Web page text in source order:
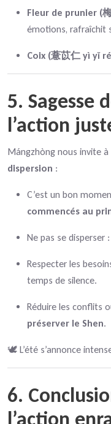
Fleur de prunier (
émotions, rafraîchit
Coix (薏苡仁 yì yǐ
5. Sagesse
l’action
Mángzhòng nous invite à
dispersion :
C’est un bon
commencés au
Ne pas se disperser
Respecter les
temps de silence.
Réduire les conflits
préserver le Shen.
🕊️ L’été s’annonce
6.
l’action